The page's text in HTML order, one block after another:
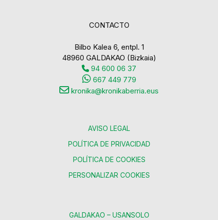
CONTACTO
Bilbo Kalea 6, entpl. 1
48960 GALDAKAO (Bizkaia)
94 600 06 37
667 449 779
kronika@kronikaberria.eus
AVISO LEGAL
POLÍTICA DE PRIVACIDAD
POLÍTICA DE COOKIES
PERSONALIZAR COOKIES
GALDAKAO – USANSOLO